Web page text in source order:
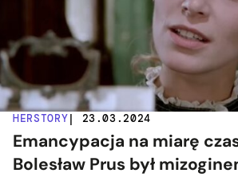
HERSTORY| 23.03.2024
Emancypacja na miarę
Bolesław Prus był